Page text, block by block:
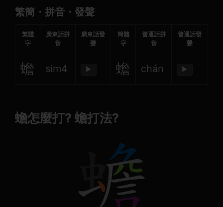
繁簡・拼音・發聲
繁體
字
廣東話拼
音
廣東話發
聲
簡體
字
普通話拼
音
普通話發
聲
蟾 sim4 ▶ 蟾 chán ▶
蟾怎麼打? 蟾打法?